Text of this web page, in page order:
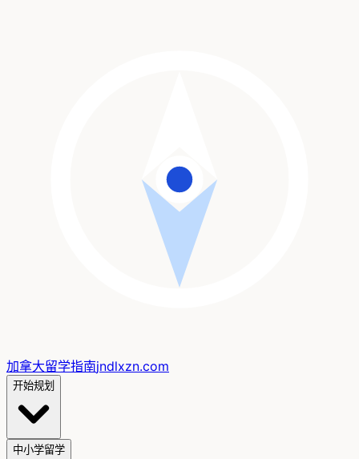
加拿大留学指南jndlxzn.com
开始规划
中小学留学